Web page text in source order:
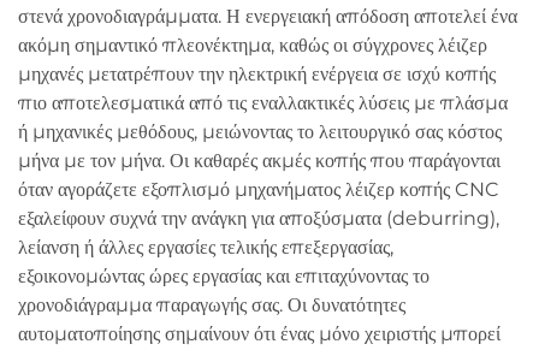
στενά χρονοδιαγράμματα. Η ενεργειακή απόδοση αποτελεί ένα
ακόμη σημαντικό πλεονέκτημα, καθώς οι σύγχρονες λέιζερ
μηχανές μετατρέπουν την ηλεκτρική ενέργεια σε ισχύ κοπής
πιο αποτελεσματικά από τις εναλλακτικές λύσεις με πλάσμα
ή μηχανικές μεθόδους, μειώνοντας το λειτουργικό σας κόστος
μήνα με τον μήνα. Οι καθαρές ακμές κοπής που παράγονται
όταν αγοράζετε εξοπλισμό μηχανήματος λέιζερ κοπής CNC
εξαλείφουν συχνά την ανάγκη για αποξύσματα (deburring),
λείανση ή άλλες εργασίες τελικής επεξεργασίας,
εξοικονομώντας ώρες εργασίας και επιταχύνοντας το
χρονοδιάγραμμα παραγωγής σας. Οι δυνατότητες
αυτοματοποίησης σημαίνουν ότι ένας μόνο χειριστής μπορεί